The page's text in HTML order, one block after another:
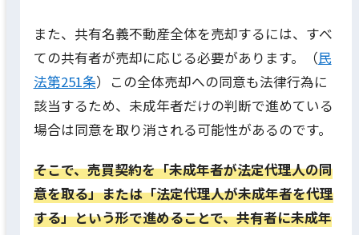
また、共有名義不動産全体を売却するには、すべ
ての共有者が売却に応じる必要があります。（民
法第251条）この全体売却への同意も法律行為に
該当するため、未成年者だけの判断で進めている
場合は同意を取り消される可能性があるのです。
そこで、売買契約を「未成年者が法定代理人の同
意を取る」または「法定代理人が未成年者を代理
する」という形で進めることで、共有者に未成年